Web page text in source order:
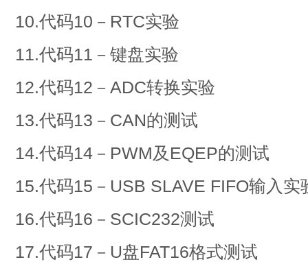
10.代码10－RTC实验
11.代码11－键盘实验
12.代码12－ADC转换实验
13.代码13－CAN的测试
14.代码14－PWM及EQEP的测试
15.代码15－USB SLAVE FIFO输入
16.代码16－SCIC232测试
17.代码17－U盘FAT16格式测试